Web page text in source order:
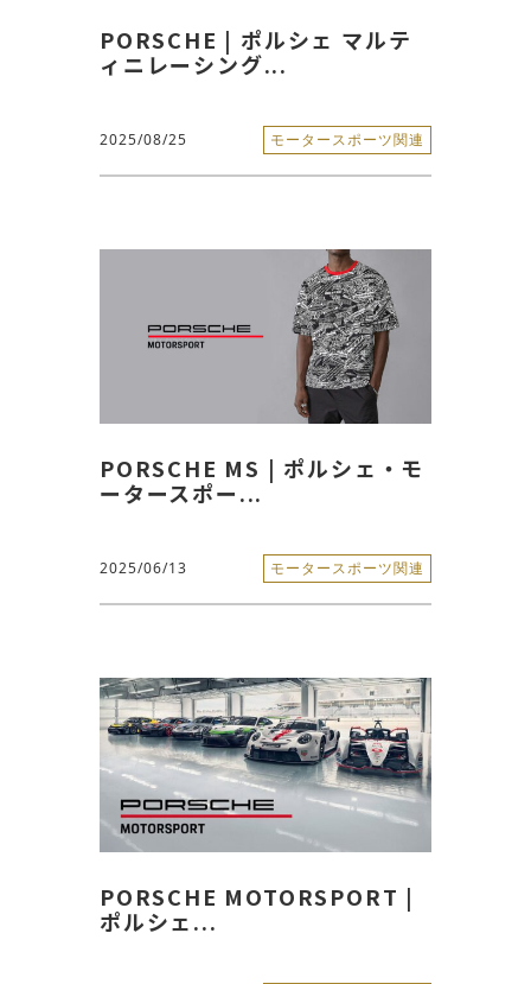
PORSCHE | ポルシェ マルテ
ィニレーシング...
2025/08/25 モータースポーツ関連
PORSCHE MS | ポルシェ・モ
ータースポー...
2025/06/13 モータースポーツ関連
PORSCHE MOTORSPORT |
ポルシェ...